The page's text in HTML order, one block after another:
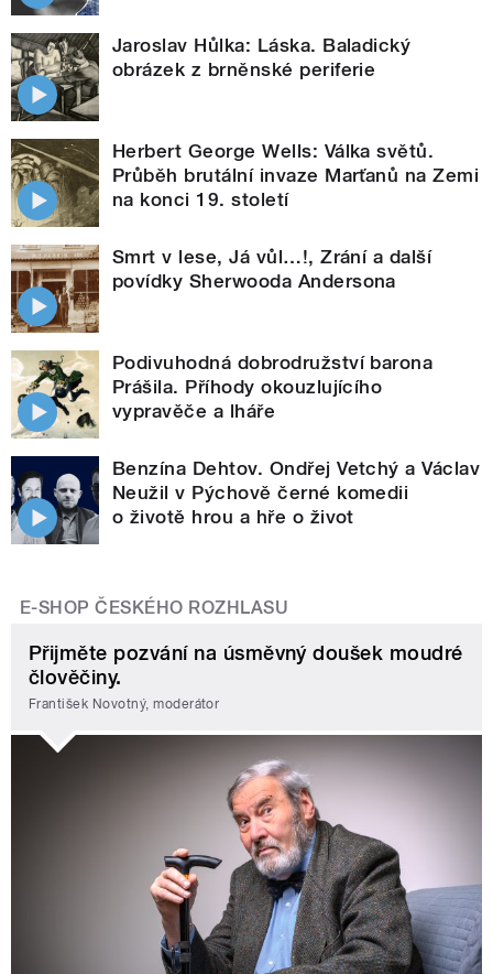
Jaroslav Hůlka: Láska. Baladický
obrázek z brněnské periferie
Herbert George Wells: Válka světů.
Průběh brutální invaze Marťanů na Zemi
na konci 19. století
Smrt v lese, Já vůl…!, Zrání a další
povídky Sherwooda Andersona
Podivuhodná dobrodružství barona
Prášila. Příhody okouzlujícího
vypravěče a lháře
Benzína Dehtov. Ondřej Vetchý a Václav
Neužil v Pýchově černé komedii
o životě hrou a hře o život
E-SHOP ČESKÉHO ROZHLASU
Přijměte pozvání na úsměvný doušek moudré
člověčiny.
František Novotný, moderátor